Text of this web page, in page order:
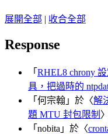
展開全部 | 收合全部
Response
「 RHEL8 chrony
具，把過時的
「 何宗翰 」於〈解
題 MTU 封包限制
「 nobita 」於〈